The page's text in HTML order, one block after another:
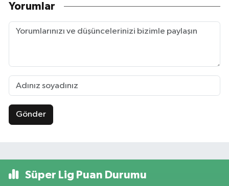
Yorumlar
Gönder
Süper Lig Puan Durumu